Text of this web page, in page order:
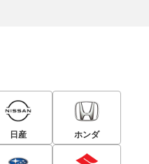
日産 ホンダ